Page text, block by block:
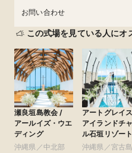
お問い合わせ
この式場を見ている人にオ
瀬良垣島教会 /
アールイズ・ウエ
ディング
沖縄県／中北部
アートグレイス
アイランドチ
ル石垣リゾート
沖縄県／宮古